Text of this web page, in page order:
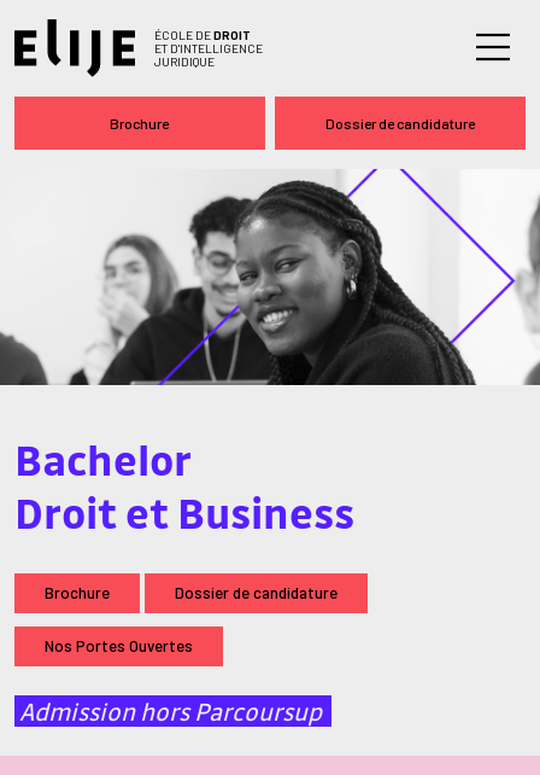
Bachelor
Droit et Business
Brochure Dossier de candidature
Nos Portes Ouvertes
Admission hors Parcoursup
ÉCOLE DEDROIT
ET D'INTELLIGENCE
JURIDIQUE
Brochure Dossier de candidature